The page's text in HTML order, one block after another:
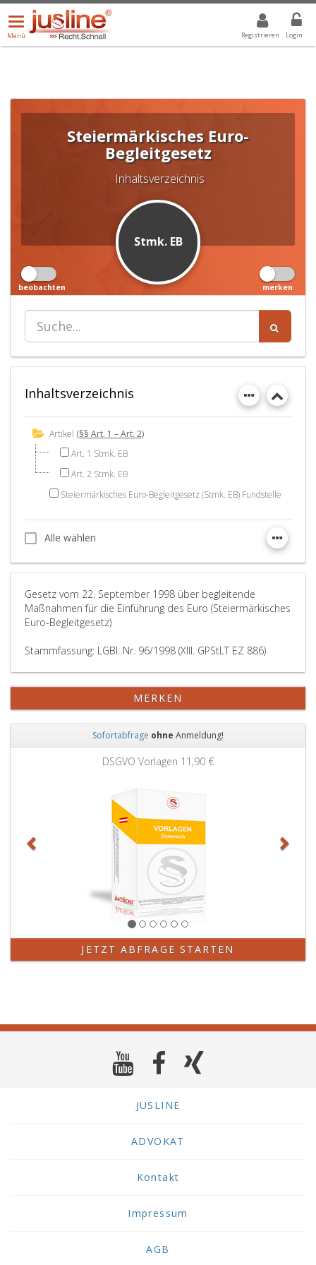
Registrieren Login
Menü
öffnen/schließen
Menü
ALLE DROPDOWN: GEWÄHLTER WERT IST ALLE
Steiermärkisches Euro-
Begleitgesetz
Inhaltsverzeichnis
Stmk. EB
beobachten merken
Inhaltsverzeichnis
Artikel (§§ Art. 1 – Art. 2)
Art. 1 Stmk. EB
Art. 2 Stmk. EB
Steiermärkisches Euro-Begleitgesetz (Stmk. EB) Fundstelle
Alle wählen
Alle wählen
Gesetz vom 22. September 1998 über begleitende
Maßnahmen für die Einführung des Euro (Steiermärkisches
Euro-Begleitgesetz)
Stammfassung: LGBl. Nr. 96/1998 (XIII. GPStLT EZ 886)
MERKEN
Sofortabfrage ohne Anmeldung!
DSGVO Vorlagen 11,90 €
JETZT ABFRAGE STARTEN
JUSLINE
ADVOKAT
Kontakt
Impressum
AGB